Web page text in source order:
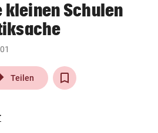
arrow_right
kleinen Schulen
Teilen